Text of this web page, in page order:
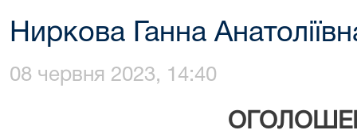
Ниркова Ганна
08 червня 2023, 14:40